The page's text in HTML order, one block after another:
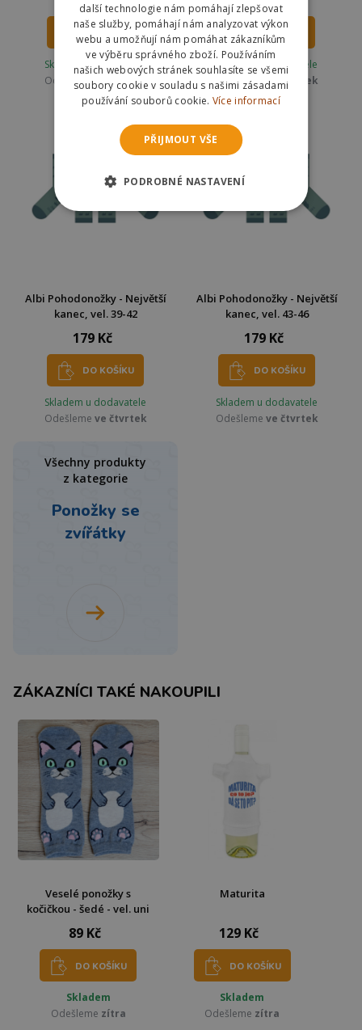
DO KOŠÍKU
Skladem u dodavatele
Odešlemeve čtvrtek
DO KOŠÍKU
Skladem u dodavatele
Odešlemeve čtvrtek
Albi Pohodonožky - Největší
kanec, vel. 39-42
179 Kč
DO KOŠÍKU
Skladem u dodavatele
Odešleme ve čtvrtek
Albi Pohodonožky - Největší
kanec, vel. 43-46
179 Kč
DO KOŠÍKU
Skladem u dodavatele
Odešleme ve čtvrtek
Všechny produkty
z kategorie
Ponožky se
zvířátky
ZÁKAZNÍCI TAKÉ NAKOUPILI
Veselé ponožky s
kočičkou - šedé - vel. uni
89 Kč
DO KOŠÍKU
Skladem
Odešleme zítra
Maturita
129 Kč
DO KOŠÍKU
Skladem
Odešleme zítra
další technologie nám pomáhají zlepšovat
naše služby, pomáhají nám analyzovat výkon
webu a umožňují nám pomáhat zákazníkům
ve výběru správného zboží. Používáním
našich webových stránek souhlasíte se všemi
soubory cookie v souladu s našimi zásadami
používání souborů cookie. Více informací
PŘIJMOUT VŠE
PODROBNÉ NASTAVENÍ